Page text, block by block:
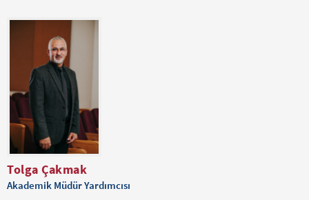
Tolga Çakmak
Akademik Müdür Yardımcısı